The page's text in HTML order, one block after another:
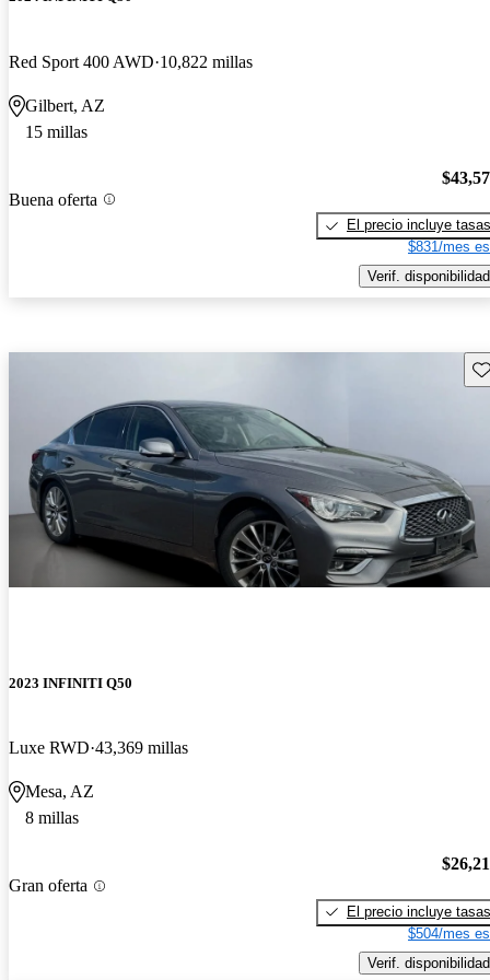
Red Sport 400 AWD 10,822 millas
Gilbert, AZ
15 millas
Buena oferta
El precio incluye tasas
$831/mes
Verif. disponibilidad
2023 INFINITI Q50
Luxe RWD 43,369 millas
Mesa, AZ
8 millas
Gran oferta
El precio incluye tasas
$504/mes
Verif. disponibilidad